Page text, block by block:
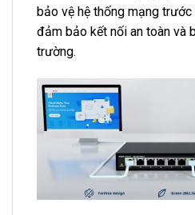
bảo vệ hệ thống mạng
đảm bảo kết nối an toàn và
trường.